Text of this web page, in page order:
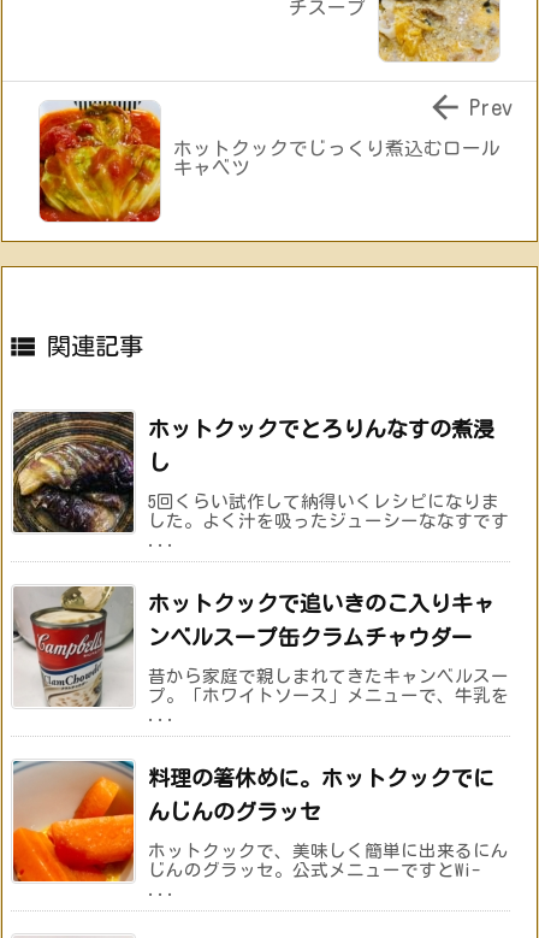
チスープ
ホットクックでじっくり煮込むロール
キャベツ
 Prev
 関連記事
ホットクックでとろりんなすの煮浸
し
5回くらい試作して納得いくレシピになりま
した。よく汁を吸ったジューシーななすです
...
ホットクックで追いきのこ入りキャ
ンベルスープ缶クラムチャウダー
昔から家庭で親しまれてきたキャンベルスー
プ。「ホワイトソース」メニューで、牛乳を
...
料理の箸休めに。ホットクックでに
んじんのグラッセ
ホットクックで、美味しく簡単に出来るにん
じんのグラッセ。公式メニューですとWi-
...